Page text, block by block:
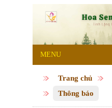
MENU
Trang chủ
Thông báo